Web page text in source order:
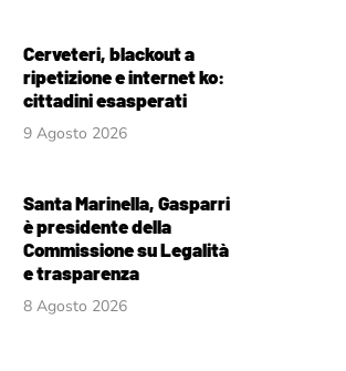
Cerveteri, blackout a
ripetizione e internet ko:
cittadini esasperati
9 Agosto 2026
Santa Marinella, Gasparri
è presidente della
Commissione su Legalità
e trasparenza
8 Agosto 2026